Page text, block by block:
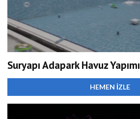
Suryapı Adapark Havuz Yapımı
HEMEN İZLE